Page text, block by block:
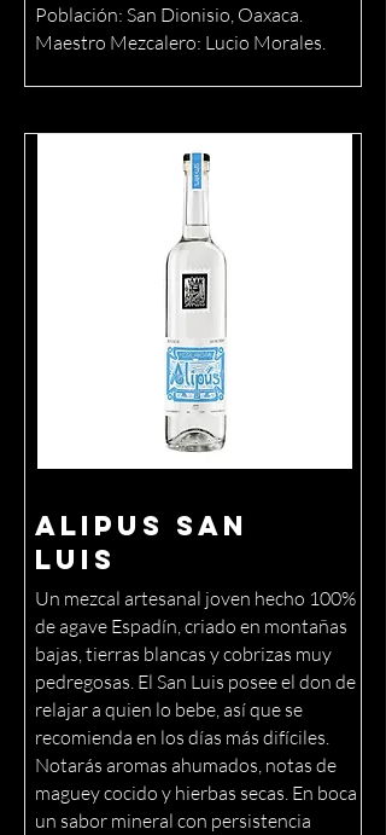
Población: San Dionisio, Oaxaca.
Maestro Mezcalero: Lucio Morales.
Alipus San
Luis
Un mezcal artesanal joven hecho 100%
de agave Espadín, criado en montañas
bajas, tierras blancas y cobrizas muy
pedregosas. El San Luis posee el don de
relajar a quien lo bebe, así que se
recomienda en los días más difíciles.
Notarás aromas ahumados, notas de
maguey cocido y hierbas secas. En boca
un sabor mineral con persistencia